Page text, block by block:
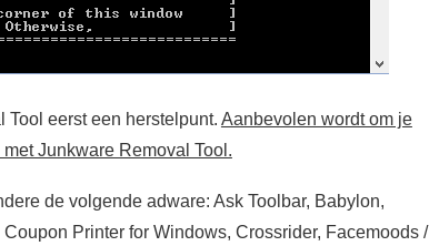
eerst een herstelpunt. Aanbevolen wordt om je
Junkware Removal Tool.
de volgende adware: Ask Toolbar, Babylon,
Printer for Windows, Crossrider, Facemoods /